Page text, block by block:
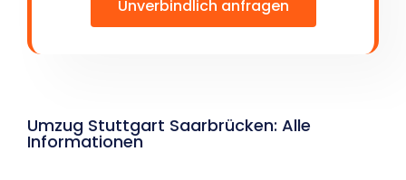
Unverbindlich anfragen
Umzug Stuttgart Saarbrücken: Alle
Informationen